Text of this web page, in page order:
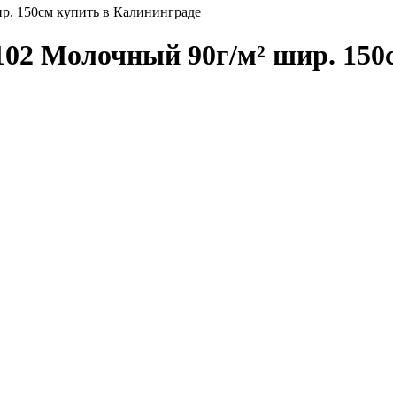
150см купить в Калининграде
Молочный 90г/м² шир.